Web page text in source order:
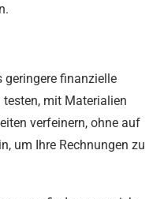
geringere finanzielle
testen, mit Materialien
verfeinern, ohne auf
um Ihre Rechnungen zu